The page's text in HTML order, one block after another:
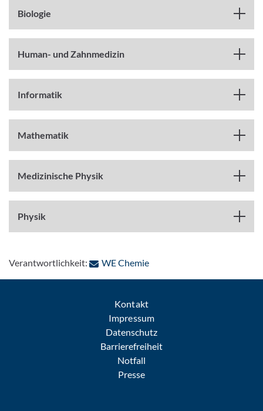
Biologie
Human- und Zahnmedizin
Informatik
Mathematik
Medizinische Physik
Physik
Verantwortlichkeit: WE Chemie: Per E-Mail kontaktieren
Kontakt
Impressum
Datenschutz
Barrierefreiheit
Notfall
Presse